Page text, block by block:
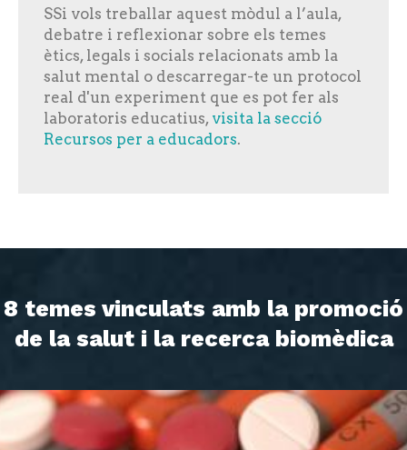
SSi vols treballar aquest mòdul a l’aula,
debatre i reflexionar sobre els temes
ètics, legals i socials relacionats amb la
salut mental o descarregar-te un protocol
real d'un experiment que es pot fer als
laboratoris educatius, visita la secció
Recursos per a educadors.
8 temes vinculats amb la promoció
de la salut i la recerca biomèdica